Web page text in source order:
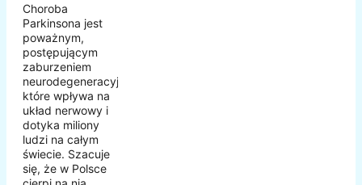
Choroba
Parkinsona jest
poważnym,
postępującym
zaburzeniem
neurodegeneracyjnym,
które wpływa na
układ nerwowy i
dotyka miliony
ludzi na całym
świecie. Szacuje
się, że w Polsce